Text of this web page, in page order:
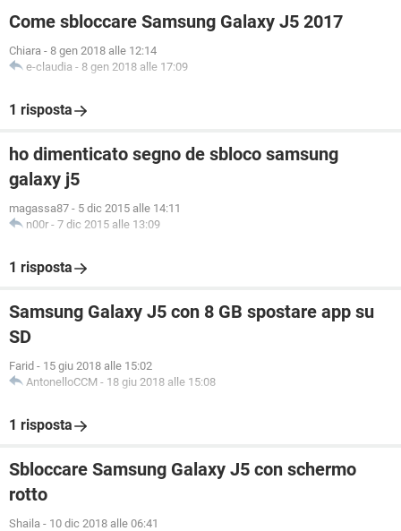
Come sbloccare Samsung Galaxy J5 2017
Chiara - 8 gen 2018 alle 12:14
e-claudia - 8 gen 2018 alle 17:09
1 risposta
ho dimenticato segno de sbloco samsung
galaxy j5
magassa87 - 5 dic 2015 alle 14:11
n00r - 7 dic 2015 alle 13:09
1 risposta
Samsung Galaxy J5 con 8 GB spostare app su
SD
Farid - 15 giu 2018 alle 15:02
AntonelloCCM - 18 giu 2018 alle 15:08
1 risposta
Sbloccare Samsung Galaxy J5 con schermo
rotto
Shaila - 10 dic 2018 alle 06:41